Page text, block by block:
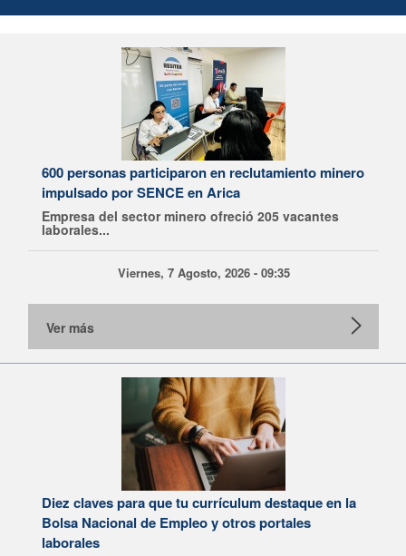
600 personas participaron en reclutamiento minero
impulsado por SENCE en Arica
Empresa del sector minero ofreció 205 vacantes
laborales...
Viernes, 7 Agosto, 2026 - 09:35
Ver más
Diez claves para que tu currículum destaque en la
Bolsa Nacional de Empleo y otros portales
laborales